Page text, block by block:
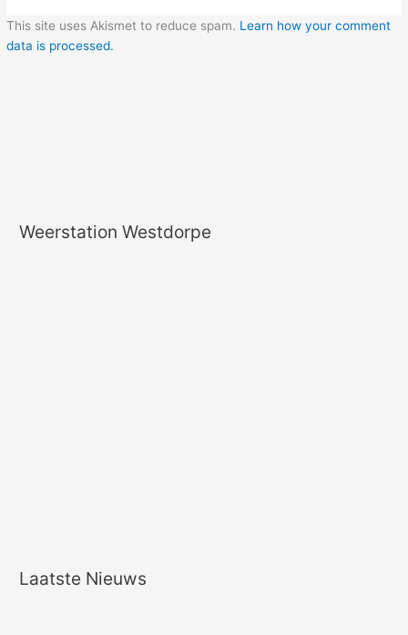
This site uses Akismet to reduce spam. Learn how your comment
data is processed.
Weerstation Westdorpe
Laatste Nieuws